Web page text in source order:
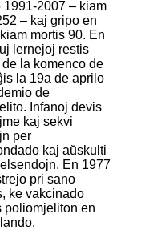
1991-2007 – kiam
– kaj gripo en
mortis 90. En
lernejoj restis
la komenco de
la 19a de aprilo
de
Infanoj devis
kaj sekvi
per
kaj aŭskulti
En 1977
pri sano
ke vakcinado
poliomjeliton en